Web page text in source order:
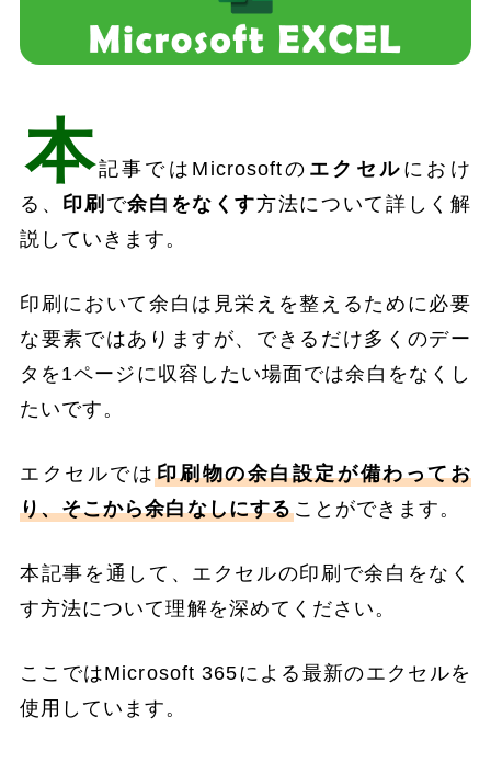
本記事ではMicrosoftの エクセル におけ
る、 印刷 で余白をなくす方法について詳しく解
説していきます。
印刷において余白は見栄えを整えるために必要
な要素ではありますが、できるだけ多くのデー
タを1ページに収容したい場面では余白をなくし
たいです。
エクセルでは印刷物の余白設定が備わってお
り、そこから余白なしにすることができます。
本記事を通して、エクセルの印刷で余白をなく
す方法について理解を深めてください。
ここではMicrosoft 365による最新のエクセルを
使用しています。